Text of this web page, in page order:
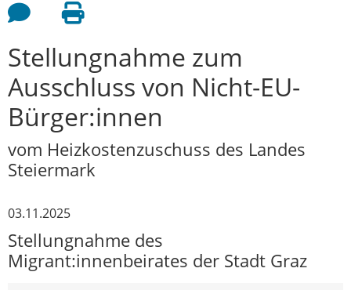
Feedback an Autor
Seite drucken
Stellungnahme zum
Ausschluss von Nicht-EU-
Bürger:innen
vom Heizkostenzuschuss des Landes
Steiermark
03.11.2025
Stellungnahme des
Migrant:innenbeirates der Stadt Graz